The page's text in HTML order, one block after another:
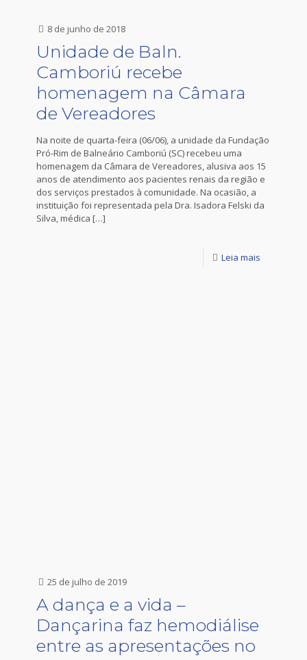
8 de junho de 2018
Unidade de Baln.
Camboriú recebe
homenagem na Câmara
de Vereadores
Na noite de quarta-feira (06/06), a unidade da Fundação
Pró-Rim de Balneário Camboriú (SC) recebeu uma
homenagem da Câmara de Vereadores, alusiva aos 15
anos de atendimento aos pacientes renais da região e
dos serviços prestados à comunidade. Na ocasião, a
instituição foi representada pela Dra. Isadora Felski da
Silva, médica […]
Leia mais
25 de julho de 2019
A dança e a vida –
Dançarina faz hemodiálise
entre as apresentações no